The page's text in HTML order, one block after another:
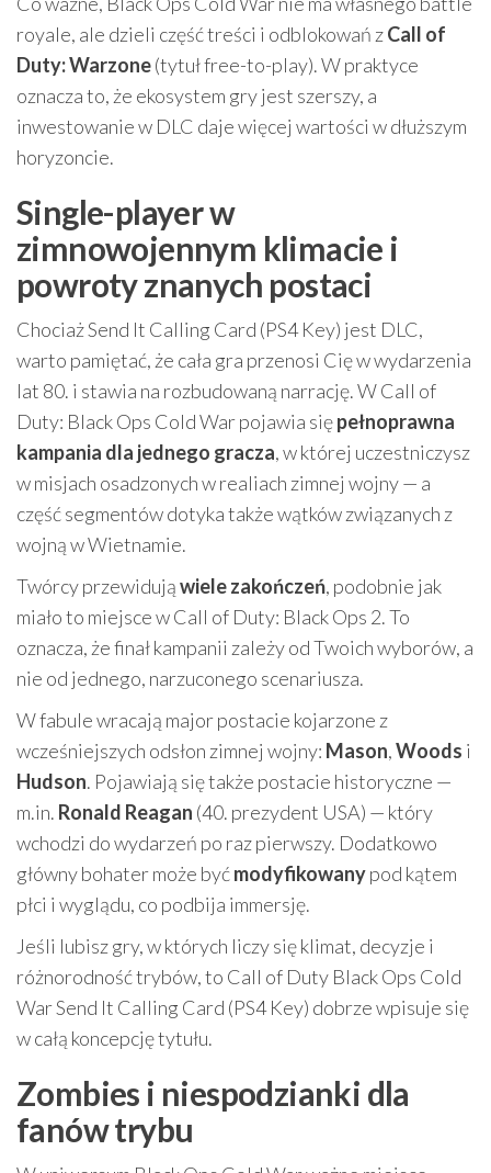
royale, ale dzieli część treści i odblokowań zCall of
Duty: Warzone(tytuł free-to-play). W praktyce
oznacza to, że ekosystem gry jest szerszy, a
inwestowanie w DLC daje więcej wartości w dłuższym
horyzoncie.
Single-player w
zimnowojennym klimacie i
powroty znanych postaci
Chociaż Send It Calling Card (PS4 Key) jest DLC,
warto pamiętać, że cała gra przenosi Cię w wydarzenia
lat 80. i stawia na rozbudowaną narrację. W Call of
Duty: Black Ops Cold War pojawia siępełnoprawna
kampania dla jednego gracza, w której uczestniczysz
w misjach osadzonych w realiach zimnej wojny — a
część segmentów dotyka także wątków związanych z
wojną w Wietnamie.
Twórcy przewidująwiele zakończeń, podobnie jak
miało to miejsce w Call of Duty: Black Ops 2. To
oznacza, że finał kampanii zależy od Twoich wyborów, a
nie od jednego, narzuconego scenariusza.
W fabule wracają major postacie kojarzone z
wcześniejszych odsłon zimnej wojny: Mason,Woods i
Hudson. Pojawiają się także postacie historyczne —
m.in. Ronald Reagan (40. prezydent USA) — który
wchodzi do wydarzeń po raz pierwszy. Dodatkowo
główny bohater może byćmodyfikowanypod kątem
płci i wyglądu, co podbija immersję.
Jeśli lubisz gry, w których liczy się klimat, decyzje i
różnorodność trybów, to Call of Duty Black Ops Cold
War Send It Calling Card (PS4 Key) dobrze wpisuje się
w całą koncepcję tytułu.
Zombies i niespodzianki dla
fanów trybu